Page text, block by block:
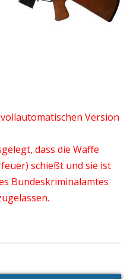
Version
dass die Waffe
schießt und sie ist
Bundeskriminalamtes